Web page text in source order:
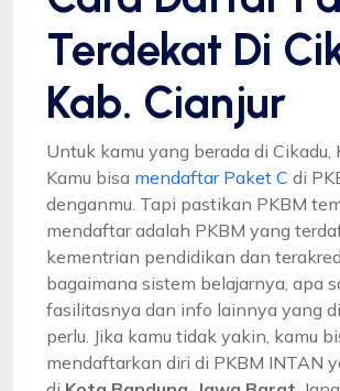
Terdekat Di
Kab. Cianjur
Untuk kamu yang berada di Cikadu,
Kamu bisa mendaftar Paket C di
denganmu. Tapi pastikan PKBM
mendaftar adalah PKBM yang
kementrian pendidikan dan
bagaimana sistem belajarnya, apa
fasilitasnya dan info lainnya yang
perlu. Jika kamu tidak yakin, kamu
mendaftarkan diri di PKBM INTAN